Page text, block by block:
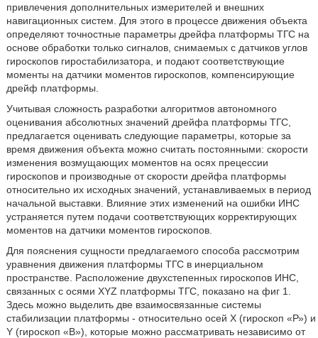
привлечения дополнительных измерителей и внешних
навигационных систем. Для этого в процессе движения объекта
определяют точностные параметры дрейфа платформы ТГС на
основе обработки только сигналов, снимаемых с датчиков углов
гироскопов гиростабилизатора, и подают соответствующие
моменты на датчики моментов гироскопов, компенсирующие
дрейф платформы.
Учитывая сложность разработки алгоритмов автономного
оценивания абсолютных значений дрейфа платформы ТГС,
предлагается оценивать следующие параметры, которые за
время движения объекта можно считать постоянными: скорости
изменения возмущающих моментов на осях прецессии
гироскопов и производные от скорости дрейфа платформы
относительно их исходных значений, устанавливаемых в период
начальной выставки. Влияние этих изменений на ошибки ИНС
устраняется путем подачи соответствующих корректирующих
моментов на датчики моментов гироскопов.
Для пояснения сущности предлагаемого способа рассмотрим
уравнения движения платформы ТГС в инерциальном
пространстве. Расположение двухстепенных гироскопов ИНС,
связанных с осями XYZ платформы ТГС, показано на фиг 1.
Здесь можно выделить две взаимосвязанные системы
стабилизации платформы - относительно осей X (гироскоп «Р») и
Y (гироскоп «В»), которые можно рассматривать независимо от